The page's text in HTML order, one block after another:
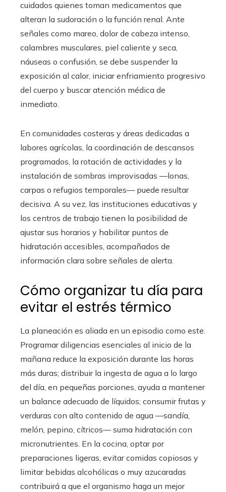
cuidados quienes toman medicamentos que
alteran la sudoración o la función renal. Ante
señales como mareo, dolor de cabeza intenso,
calambres musculares, piel caliente y seca,
náuseas o confusión, se debe suspender la
exposición al calor, iniciar enfriamiento progresivo
del cuerpo y buscar atención médica de
inmediato.
En comunidades costeras y áreas dedicadas a
labores agrícolas, la coordinación de descansos
programados, la rotación de actividades y la
instalación de sombras improvisadas —lonas,
carpas o refugios temporales— puede resultar
decisiva. A su vez, las instituciones educativas y
los centros de trabajo tienen la posibilidad de
ajustar sus horarios y habilitar puntos de
hidratación accesibles, acompañados de
información clara sobre señales de alerta.
Cómo organizar tu día para
evitar el estrés térmico
La planeación es aliada en un episodio como este.
Programar diligencias esenciales al inicio de la
mañana reduce la exposición durante las horas
más duras; distribuir la ingesta de agua a lo largo
del día, en pequeñas porciones, ayuda a mantener
un balance adecuado de líquidos; consumir frutas y
verduras con alto contenido de agua —sandía,
melón, pepino, cítricos— suma hidratación con
micronutrientes. En la cocina, optar por
preparaciones ligeras, evitar comidas copiosas y
limitar bebidas alcohólicas o muy azucaradas
contribuirá a que el organismo haga un mejor